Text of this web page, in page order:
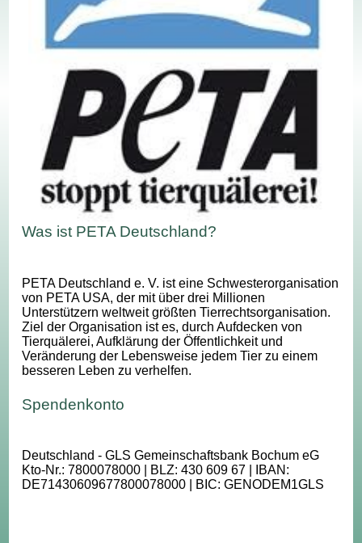
Was ist PETA Deutschland?
PETA Deutschland e. V. ist eine Schwesterorganisation
von PETA USA, der mit über drei Millionen
Unterstützern weltweit größten Tierrechtsorganisation.
Ziel der Organisation ist es, durch Aufdecken von
Tierquälerei, Aufklärung der Öffentlichkeit und
Veränderung der Lebensweise jedem Tier zu einem
besseren Leben zu verhelfen.
Spendenkonto
Deutschland - GLS Gemeinschaftsbank Bochum eG
Kto-Nr.: 7800078000 | BLZ: 430 609 67 | IBAN:
DE71430609677800078000 | BIC: GENODEM1GLS